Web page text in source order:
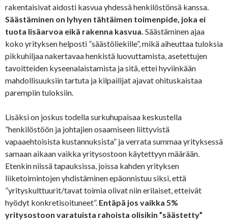
rakentaisivat aidosti kasvua yhdessä henkilöstönsä kanssa.
Säästäminen on lyhyen tähtäimen toimenpide, joka ei
tuota lisäarvoa eikä rakenna kasvua. Säästäminen ajaa
koko yrityksen helposti ”säästöliekille”, mikä aiheuttaa tuloksia
pikkuhiljaa nakertavaa henkistä luovuttamista, asetettujen
tavoitteiden kyseenalaistamista ja sitä, ettei hyviinkään
mahdollisuuksiin tartuta ja kilpailijat ajavat ohituskaistaa
parempiin tuloksiin.
Lisäksi on joskus todella surkuhupaisaa keskustella
”henkilöstöön ja johtajien osaamiseen liittyvistä
vapaaehtoisista kustannuksista” ja verrata summaa yrityksessä
samaan aikaan vaikka yritysostoon käytettyyn määrään.
Etenkin niissä tapauksissa, joissa kahden yrityksen
liiketoimintojen yhdistäminen epäonnistuu siksi, että
”yrityskulttuurit/tavat toimia olivat niin erilaiset, etteivät
hyödyt konkretisoituneet”. Entäpä jos vaikka 5%
yritysostoon varatuista rahoista olisikin ”säästetty”